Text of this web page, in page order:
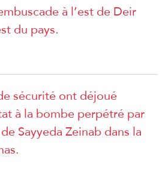
à l’est de Deir
du pays.
sécurité ont déjoué
à la bombe perpétré par
Sayyeda Zeinab dans la